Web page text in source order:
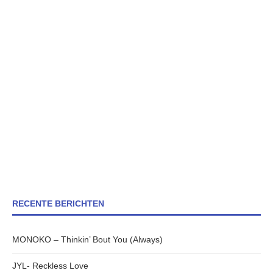
RECENTE BERICHTEN
MONOKO – Thinkin’ Bout You (Always)
JYL- Reckless Love